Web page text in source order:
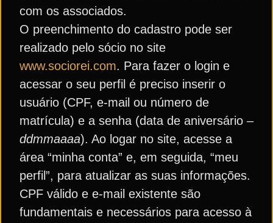
com os associados.
O preenchimento do cadastro pode ser
realizado pelo sócio no site
www.sociorei.com. Para fazer o login e
acessar o seu perfil é preciso inserir o
usuário (CPF, e-mail ou número de
matrícula) e a senha (data de aniversário –
ddmmaaaa). Ao logar no site, acesse a
área “minha conta” e, em seguida, “meu
perfil”, para atualizar as suas informações.
CPF válido e e-mail existente são
fundamentais e necessários para acesso à